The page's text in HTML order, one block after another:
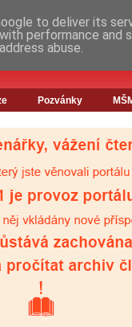
Pozvánky
to deliver its
performance
abuse.